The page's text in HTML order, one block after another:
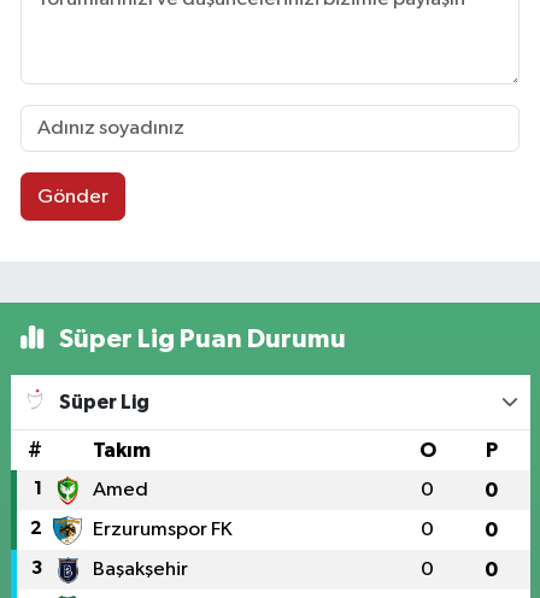
Gönder
Süper Lig Puan Durumu
Süper Lig
# Takım O P
1 Amed 0 0
2 Erzurumspor FK 0 0
3 Başakşehir 0 0